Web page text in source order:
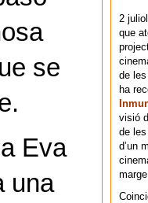
se
Eva
una
2
que
de
ha
visió
de
d’un